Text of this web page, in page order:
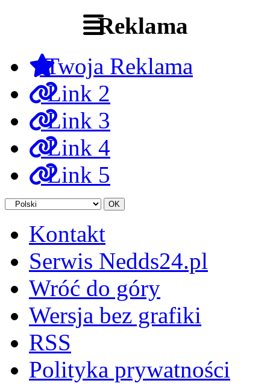
Reklama
Twoja Reklama
Link 2
Link 3
Link 4
Link 5
Kontakt
Serwis Nedds24.pl
Wróć do góry
Wersja bez grafiki
RSS
Polityka prywatności